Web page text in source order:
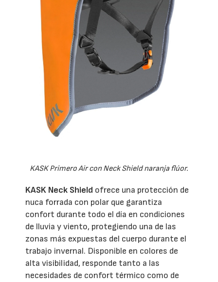
KASK Primero Air con Neck Shield naranja flúor.
KASK Neck Shield ofrece una protección de
nuca forrada con polar que garantiza
confort durante todo el día en condiciones
de lluvia y viento, protegiendo una de las
zonas más expuestas del cuerpo durante el
trabajo invernal. Disponible en colores de
alta visibilidad, responde tanto a las
necesidades de confort térmico como de